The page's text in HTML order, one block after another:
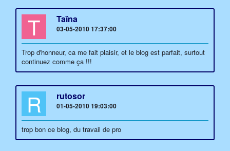
T Taïna
03-05-2010 17:37:00
Trop d'honneur, ca me fait plaisir, et le blog est parfait, surtout
continuez comme ça !!!
R rutosor
01-05-2010 19:03:00
trop bon ce blog, du travail de pro